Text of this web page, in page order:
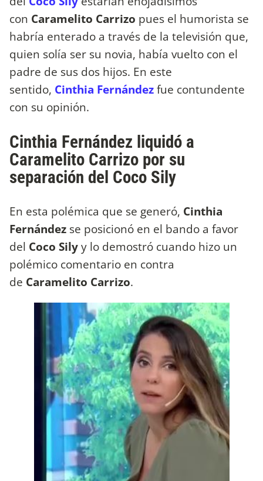
con Caramelito Carrizo pues el humorista se
habría enterado a través de la televisión que,
quien solía ser su novia, había vuelto con el
padre de sus dos hijos. En este
sentido, Cinthia Fernándezfue contundente
con su opinión.
Cinthia Fernández liquidó a
Caramelito Carrizo por su
separación del Coco Sily
En esta polémica que se generó, Cinthia
Fernández se posicionó en el bando a favor
del Coco Silyy lo demostró cuando hizo un
polémico comentario en contra
de Caramelito Carrizo.